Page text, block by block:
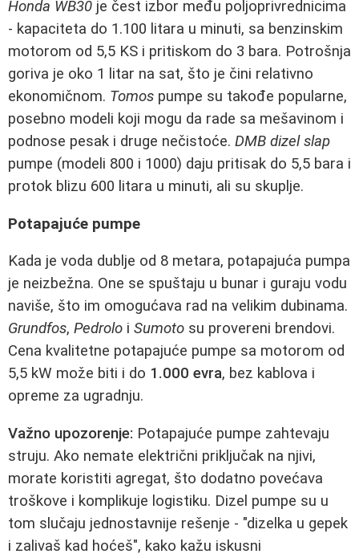
Honda WB30 je čest izbor među poljoprivrednicima
- kapaciteta do 1.100 litara u minuti, sa benzinskim
motorom od 5,5 KS i pritiskom do 3 bara. Potrošnja
goriva je oko 1 litar na sat, što je čini relativno
ekonomičnom. Tomos pumpe su takođe popularne,
posebno modeli koji mogu da rade sa mešavinom i
podnose pesak i druge nečistoće. DMB dizel slap
pumpe (modeli 800 i 1000) daju pritisak do 5,5 bara i
protok blizu 600 litara u minuti, ali su skuplje.
Potapajuće pumpe
Kada je voda dublje od 8 metara, potapajuća pumpa
je neizbežna. One se spuštaju u bunar i guraju vodu
naviše, što im omogućava rad na velikim dubinama.
Grundfos, Pedrolo i Sumoto su provereni brendovi.
Cena kvalitetne potapajuće pumpe sa motorom od
5,5 kW može biti i do 1.000 evra, bez kablova i
opreme za ugradnju.
Važno upozorenje: Potapajuće pumpe zahtevaju
struju. Ako nemate električni priključak na njivi,
morate koristiti agregat, što dodatno povećava
troškove i komplikuje logistiku. Dizel pumpe su u
tom slučaju jednostavnije rešenje - "dizelka u gepek
i zalivaš kad hoćeš", kako kažu iskusni